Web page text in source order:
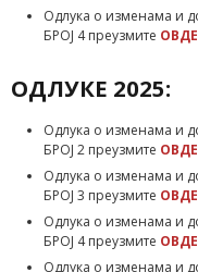
Одлука о изменама и
БРОЈ 4 преузмите
ОДЛУКЕ 2025:
Одлука о изменама и
БРОЈ 2 преузмите
Одлука о изменама и
БРОЈ 3 преузмите
Одлука о изменама и
БРОЈ 4 преузмите
Одлука о изменама и